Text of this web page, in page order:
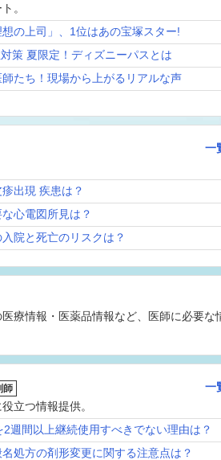
。
想の上司」、1位はあの宝塚スター!
策 夏限定！ディズニーパスとは
たち！現場から上がるリアルな声
一
出現 疾患は？
心電図所見は？
院と死亡のリスクは？
療情報・医薬品情報など、医師に必要な
師
一
立つ情報提供。
週間以上継続使用すべきでない理由は？
処方の剤形変更に関する注意点は？